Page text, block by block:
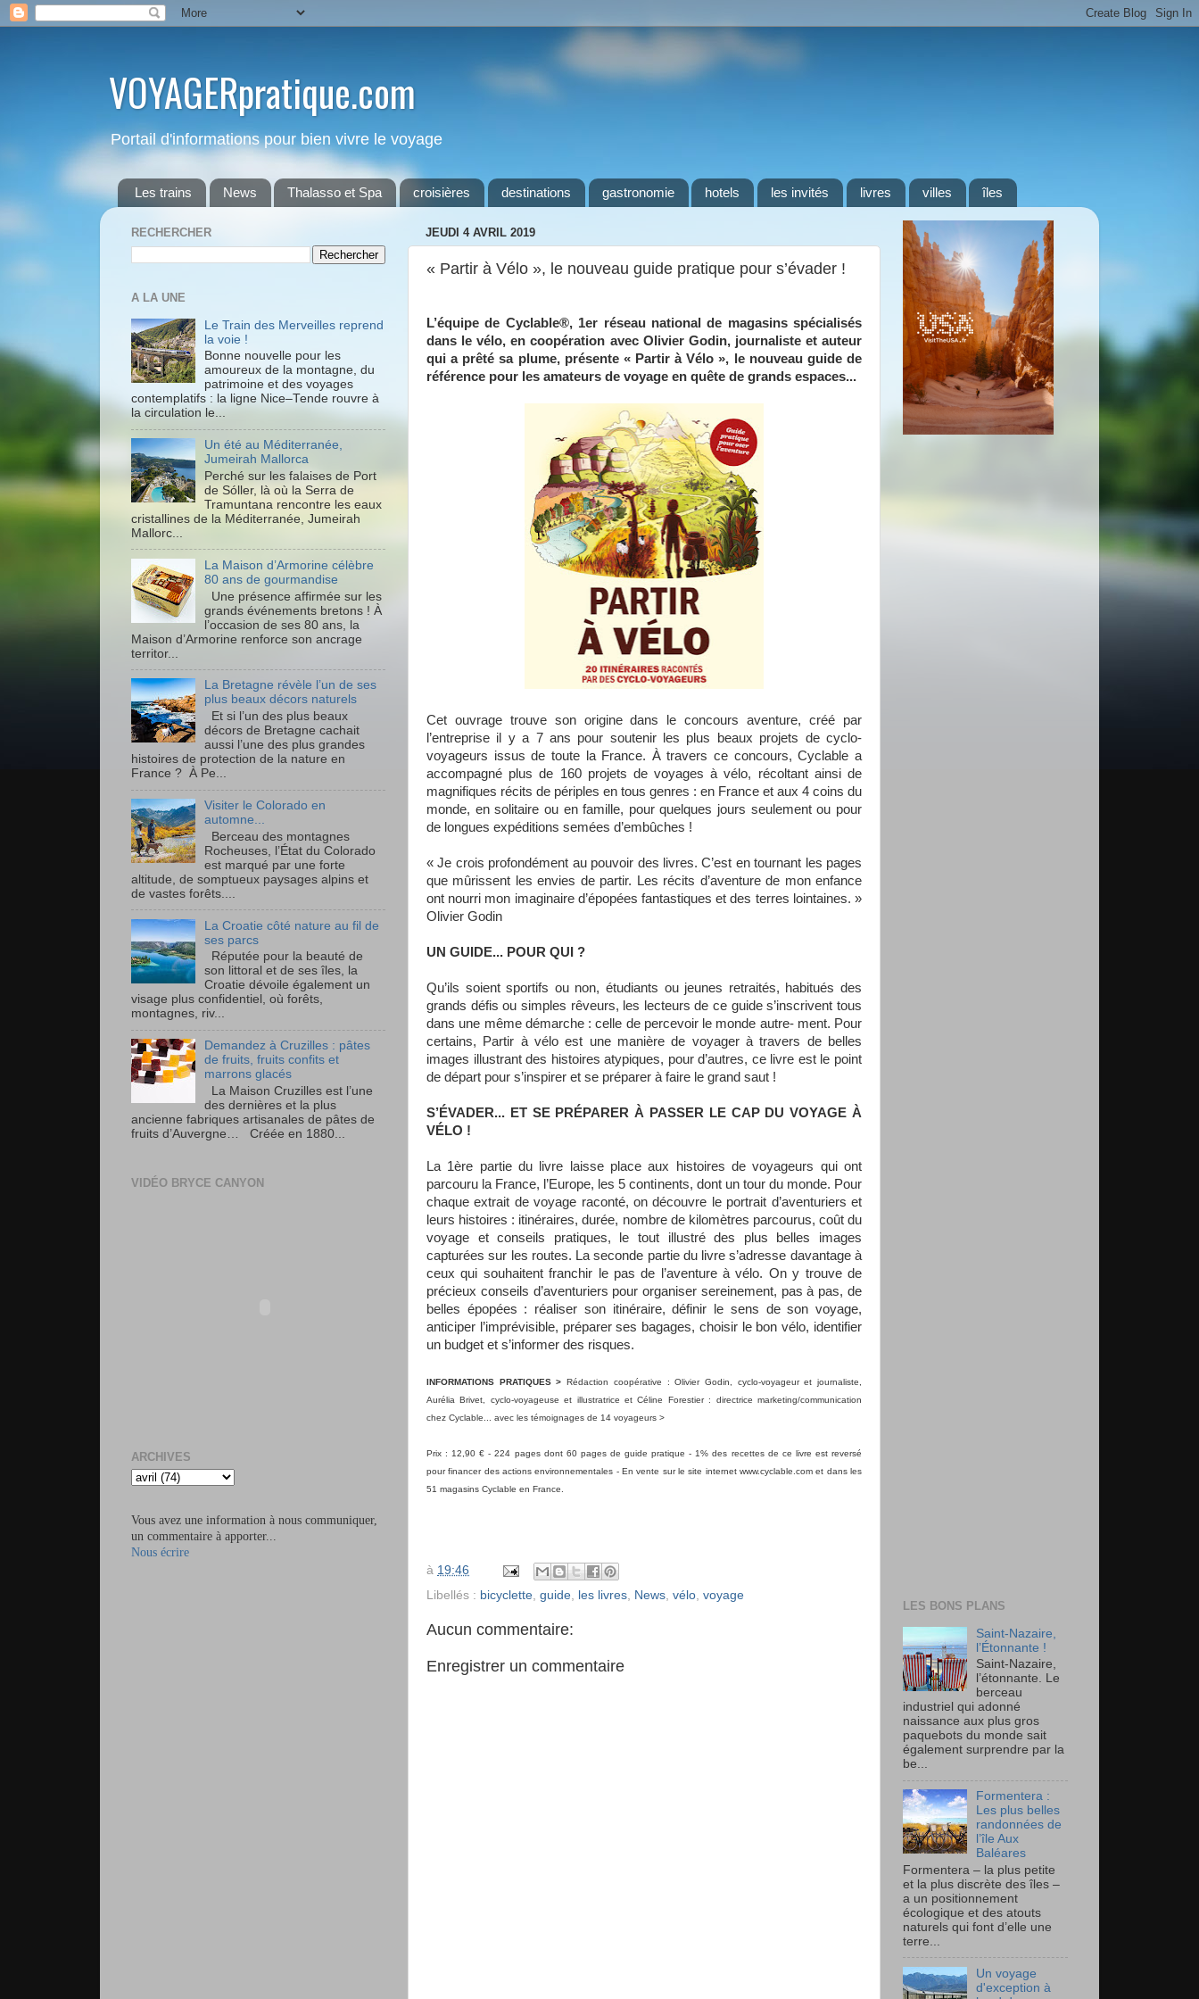
VOYAGERpratique.com
Portail d'informations pour bien vivre le voyage
Les trains News Thalasso et Spa croisières destinations gastronomie hotels les invités livres villes îles
JEUDI 4 AVRIL 2019
« Partir à Vélo », le nouveau guide pratique pour s’évader !
L’équipe de Cyclable®, 1er réseau national de magasins spécialisés
dans le vélo, en coopération avec Olivier Godin, journaliste et auteur
qui a prêté sa plume, présente « Partir à Vélo », le nouveau guide de
référence pour les amateurs de voyage en quête de grands espaces...
Cet ouvrage trouve son origine dans le concours aventure, créé par
l’entreprise il y a 7 ans pour soutenir les plus beaux projets de cyclo-
voyageurs issus de toute la France. À travers ce concours, Cyclable a
accompagné plus de 160 projets de voyages à vélo, récoltant ainsi de
magnifiques récits de périples en tous genres : en France et aux 4 coins du
monde, en solitaire ou en famille, pour quelques jours seulement ou pour
de longues expéditions semées d’embûches !
« Je crois profondément au pouvoir des livres. C’est en tournant les pages
que mûrissent les envies de partir. Les récits d’aventure de mon enfance
ont nourri mon imaginaire d’épopées fantastiques et des terres lointaines. »
Olivier Godin
UN GUIDE... POUR QUI ?
Qu’ils soient sportifs ou non, étudiants ou jeunes retraités, habitués des
grands défis ou simples rêveurs, les lecteurs de ce guide s’inscrivent tous
dans une même démarche : celle de percevoir le monde autre- ment. Pour
certains, Partir à vélo est une manière de voyager à travers de belles
images illustrant des histoires atypiques, pour d’autres, ce livre est le point
de départ pour s’inspirer et se préparer à faire le grand saut !
S’ÉVADER... ET SE PRÉPARER À PASSER LE CAP DU VOYAGE À
VÉLO !
La 1ère partie du livre laisse place aux histoires de voyageurs qui ont
parcouru la France, l’Europe, les 5 continents, dont un tour du monde. Pour
chaque extrait de voyage raconté, on découvre le portrait d’aventuriers et
leurs histoires : itinéraires, durée, nombre de kilomètres parcourus, coût du
voyage et conseils pratiques, le tout illustré des plus belles images
capturées sur les routes. La seconde partie du livre s’adresse davantage à
ceux qui souhaitent franchir le pas de l’aventure à vélo. On y trouve de
précieux conseils d’aventuriers pour organiser sereinement, pas à pas, de
belles épopées : réaliser son itinéraire, définir le sens de son voyage,
anticiper l’imprévisible, préparer ses bagages, choisir le bon vélo, identifier
un budget et s’informer des risques.
INFORMATIONS PRATIQUES > Rédaction coopérative : Olivier Godin, cyclo-voyageur et journaliste,
Aurélia Brivet, cyclo-voyageuse et illustratrice et Céline Forestier : directrice marketing/communication
chez Cyclable... avec les témoignages de 14 voyageurs >
Prix : 12,90 € - 224 pages dont 60 pages de guide pratique - 1% des recettes de ce livre est reversé
pour financer des actions environnementales - En vente sur le site internet www.cyclable.com et dans les
51 magasins Cyclable en France.
à 19:46
Libellés : bicyclette guide les livres News vélo voyage
Aucun commentaire:
Enregistrer un commentaire
RECHERCHER
A LA UNE
Le Train des Merveilles reprend
la voie !
Bonne nouvelle pour les
amoureux de la montagne, du
patrimoine et des voyages
contemplatifs : la ligne Nice–Tende rouvre à
la circulation le...
Un été au Méditerranée,
Jumeirah Mallorca
Perché sur les falaises de Port
de Sóller, là où la Serra de
Tramuntana rencontre les eaux
cristallines de la Méditerranée, Jumeirah
Mallorc...
La Maison d’Armorine célèbre
80 ans de gourmandise
Une présence affirmée sur les
grands événements bretons ! À
l’occasion de ses 80 ans, la
Maison d’Armorine renforce son ancrage
territor...
La Bretagne révèle l’un de ses
plus beaux décors naturels
Et si l’un des plus beaux
décors de Bretagne cachait
aussi l’une des plus grandes
histoires de protection de la nature en
France ? À Pe...
Visiter le Colorado en
automne...
Berceau des montagnes
Rocheuses, l’État du Colorado
est marqué par une forte
altitude, de somptueux paysages alpins et
de vastes forêts....
La Croatie côté nature au fil de
ses parcs
Réputée pour la beauté de
son littoral et de ses îles, la
Croatie dévoile également un
visage plus confidentiel, où forêts,
montagnes, riv...
Demandez à Cruzilles : pâtes
de fruits, fruits confits et
marrons glacés
La Maison Cruzilles est l’une
des dernières et la plus
ancienne fabriques artisanales de pâtes de
fruits d’Auvergne… Créée en 1880...
VIDÉO BRYCE CANYON
ARCHIVES
Vous avez une information à nous communiquer,
un commentaire à apporter...
Nous écrire
LES BONS PLANS
Saint-Nazaire,
l’Étonnante !
Saint-Nazaire,
l’étonnante. Le
berceau
industriel qui adonné
naissance aux plus gros
paquebots du monde sait
également surprendre par la
be...
Formentera :
Les plus belles
randonnées de
l’île Aux
Baléares
Formentera – la plus petite
et la plus discrète des îles –
a un positionnement
écologique et des atouts
naturels qui font d’elle une
terre...
Un voyage
d'exception à